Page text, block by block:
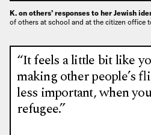
K. on others’ responses to her Jewish
of others at school and at the citizen office
“It feels a little bit like
making other people’s
less important, when
refugee.”